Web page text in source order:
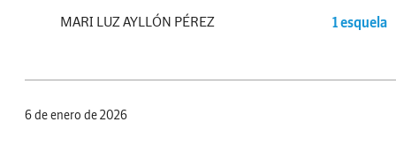
MARI LUZ AYLLÓN PÉREZ 1 esquela
6 de enero de 2026